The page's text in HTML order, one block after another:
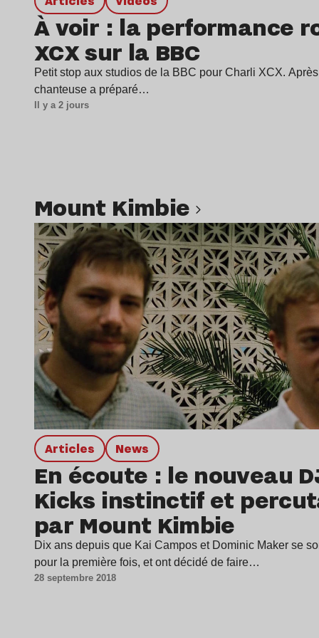
À voir : la performance
XCX sur la BBC
Petit stop aux studios de la BBC pour Charli XCX.
chanteuse a préparé…
Il y a 2 jours
Mount Kimbie
Articles news
En écoute : le nouveau
Kicks instinctif et
par Mount Kimbie
Dix ans depuis que Kai Campos et Dominic Maker se
pour la première fois, et ont décidé de faire…
28 septembre 2018
Lire l’article